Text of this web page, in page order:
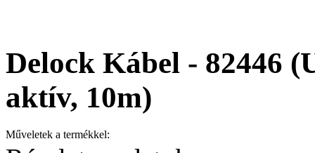
Delock Kábel - 82446
aktív, 10m)
Műveletek a termékkel: